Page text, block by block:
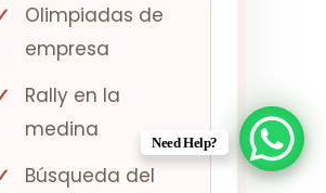
Olimpiadas de
empresa
Rally en la
medina
Búsqueda del
Need Help?